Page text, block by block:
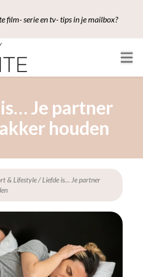
film- serie en tv- tips in je mailbox?
Je partner
houden
& Lifestyle/Liefde is… Je partner